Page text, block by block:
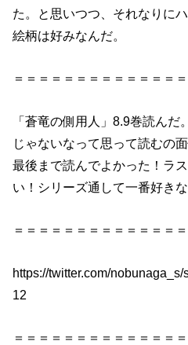
た。と思いつつ、それなりに
絵柄は好みなんだ。
＝＝＝＝＝＝＝＝＝＝＝＝＝＝
「蒼竜の側用人 」8.9巻読んだ
じゃないなって思って読むの
最後まで読んでよかった！ラ
い！シリーズ通して一番好き
＝＝＝＝＝＝＝＝＝＝＝＝＝＝
https://twitter.com/
12
＝＝＝＝＝＝＝＝＝＝＝＝＝＝